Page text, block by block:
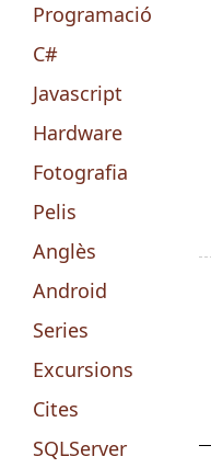
Programació
C#
Javascript
Hardware
Fotografia
Pelis
Anglès
Android
Series
Excursions
Cites
SQLServer